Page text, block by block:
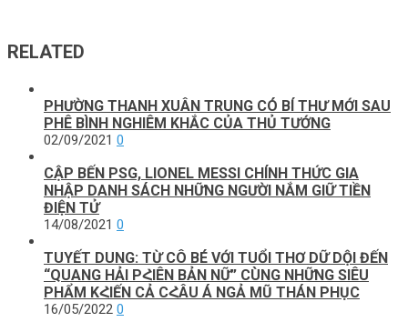
RELATED
PHƯỜNG THANH XUÂN TRUNG CÓ BÍ THƯ MỚI SAU
PHÊ BÌNH NGHIÊM KHẮC CỦA THỦ TƯỚNG
02/09/2021 0
CẬP BẾN PSG, LIONEL MESSI CHÍNH THỨC GIA
NHẬP DANH SÁCH NHỮNG NGƯỜI NẮM GIỮ TIỀN
ĐIỆN TỬ
14/08/2021 0
TUYẾT DUNG: TỪ CÔ BÉ VỚI TUỔI THƠ DỮ DỘI ĐẾN
“QUANG HẢI PՀIÊN BẢN NỮ” CÙNG NHỮNG SIÊU
PHẨM KՀIẾN CẢ CՀÂU Á NGẢ MŨ THÁN PHỤC
16/05/2022 0